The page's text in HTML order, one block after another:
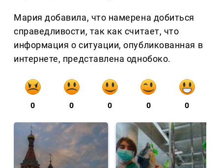
Мария добавила, что намерена добиться
справедливости, так как считает, что
информация о ситуации, опубликованная в
интернете, представлена однобоко.
0 0 0 0 0